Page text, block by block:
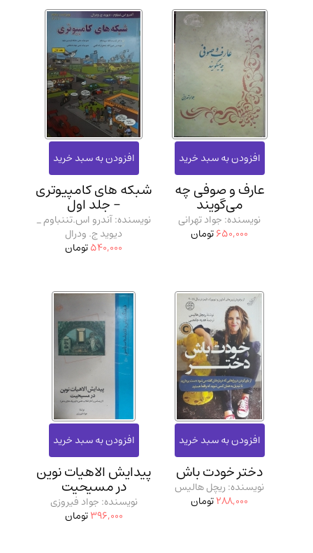
عارف و صوفی چه
می‌گویند
نویسنده: جواد تهرانی
650,000تومان
شبکه‌ های کامپیوتری
- جلد اول
نویسنده: آندرو اس.تننباوم _
دیوید ج. ودرال
540,000تومان
دختر خودت باش
نویسنده: ریچل هالیس
288,000تومان
پیدایش الاهیات نوین
در مسیحیت
نویسنده: جواد فیروزی
396,000تومان